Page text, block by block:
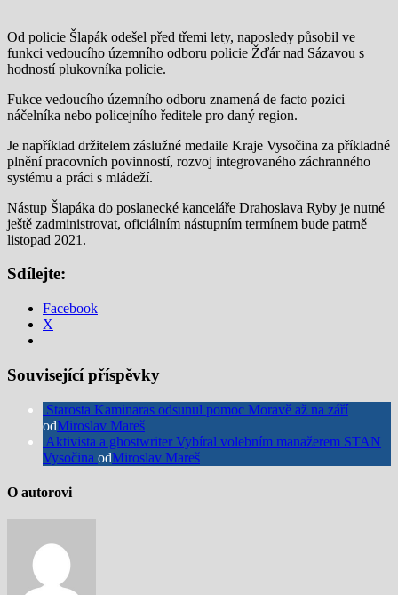
Od policie Šlapák odešel před třemi lety, naposledy působil ve
funkci vedoucího územního odboru policie Žďár nad Sázavou s
hodností plukovníka policie.
Fukce vedoucího územního odboru znamená de facto pozici
náčelníka nebo policejního ředitele pro daný region.
Je například držitelem záslužné medaile Kraje Vysočina za příkladné
plnění pracovních povinností, rozvoj integrovaného záchranného
systému a práci s mládeží.
Nástup Šlapáka do poslanecké kanceláře Drahoslava Ryby je nutné
ještě zadministrovat, oficiálním nástupním termínem bude patrně
listopad 2021.
Sdílejte:
Facebook
X
Související příspěvky
Starosta Kaminaras odsunul pomoc Moravě až na září
odMiroslav Mareš
Aktivista a ghostwriter Vybíral volebním manažerem STAN
Vysočina odMiroslav Mareš
O autorovi